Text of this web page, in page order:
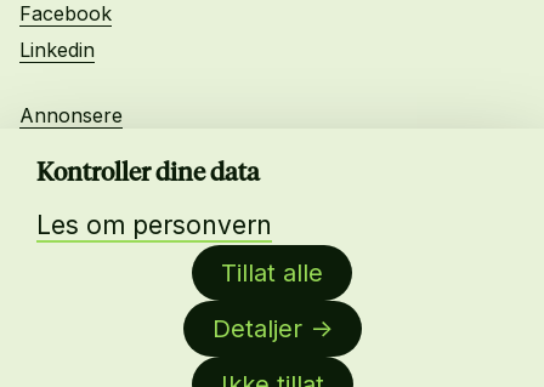
Kontroller dine data
Tillat alle
Detaljer
Les om personvern
Facebook
Linkedin
Annonsere
Daglig leder:
Anne-Lise Mørch von der Fehr
Malin Sundby Revaa